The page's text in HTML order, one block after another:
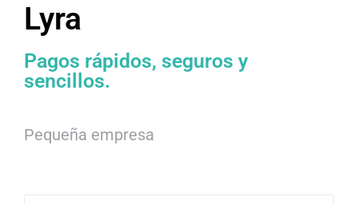
Lyra
Pagos rápidos, seguros y
sencillos.
Pequeña empresa